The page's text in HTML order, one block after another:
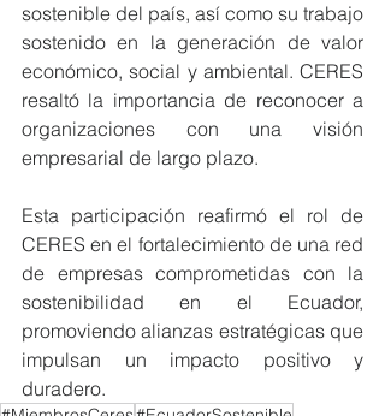
sostenible del país, así como su trabajo
sostenido en la generación de valor
económico, social y ambiental. CERES
resaltó la importancia de reconocer a
organizaciones con una visión
empresarial de largo plazo.
Esta participación reafirmó el rol de
CERES en el fortalecimiento de una red
de empresas comprometidas con la
sostenibilidad en el Ecuador,
promoviendo alianzas estratégicas que
impulsan un impacto positivo y
duradero.